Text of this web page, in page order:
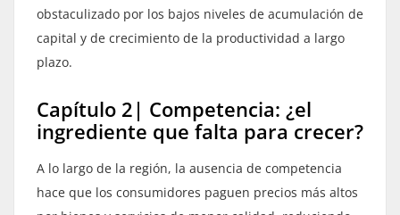
obstaculizado por los bajos niveles de acumulación de
capital y de crecimiento de la productividad a largo
plazo.
Capítulo 2| Competencia: ¿el
ingrediente que falta para crecer?
A lo largo de la región, la ausencia de competencia
hace que los consumidores paguen precios más altos